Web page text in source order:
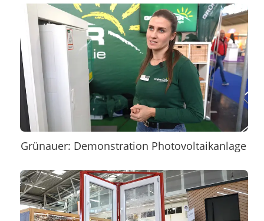
Grünauer: Demonstration Photovoltaikanlage